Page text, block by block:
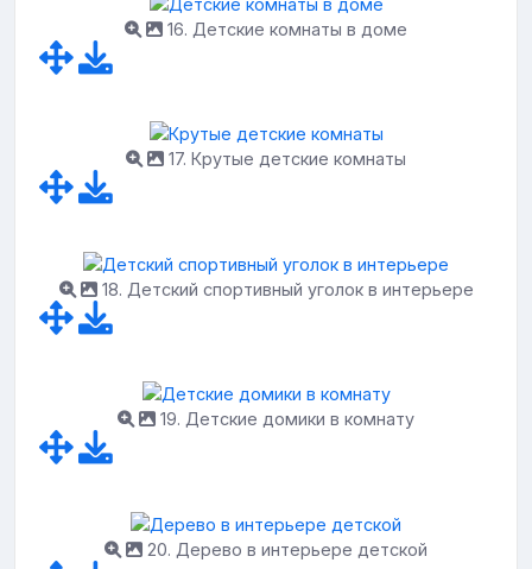
16. Детские комнаты в доме
17. Крутые детские комнаты
18. Детский спортивный уголок в интерьере
19. Детские домики в комнату
20. Дерево в интерьере детской